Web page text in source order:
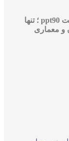
سایت ppt90 ؛ تنها